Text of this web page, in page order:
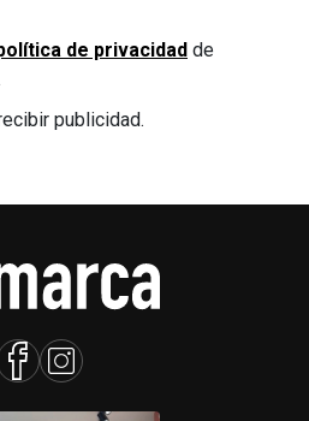
de privacidad de
publicidad.